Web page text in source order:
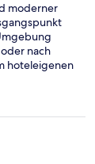
moderner
nach
hoteleigenen